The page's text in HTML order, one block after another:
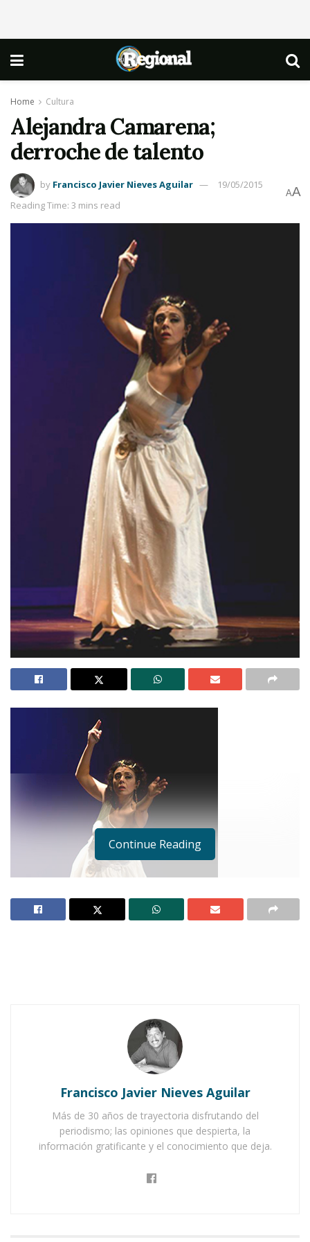
Home Cultura
Alejandra Camarena;
derroche de talento
by Francisco Javier Nieves Aguilar
19/05/2015
Reading Time: 3 mins read
AA
Carácter, determinación y tenacidad, tres
adjetivos que no bastan para describir a una
mujer que desde niña eligió el camino que
deseaba transitar en la vida y que gracias a su
talento ha logrado conquistarlo, llegando a
Continue Reading
Francisco Javier Nieves Aguilar
Más de 30 años de trayectoria disfrutando del
periodismo; las opiniones que despierta, la
información gratificante y el conocimiento que deja.